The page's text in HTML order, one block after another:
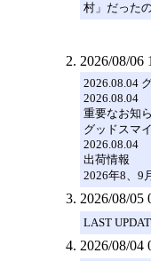
村」だった
2026/08/06
2026.08.04
2026.08.04
重要なお知
グッドスマ
2026.08.04
出荷情報
2026年8、9
2026/08/05
LAST
2026/08/04